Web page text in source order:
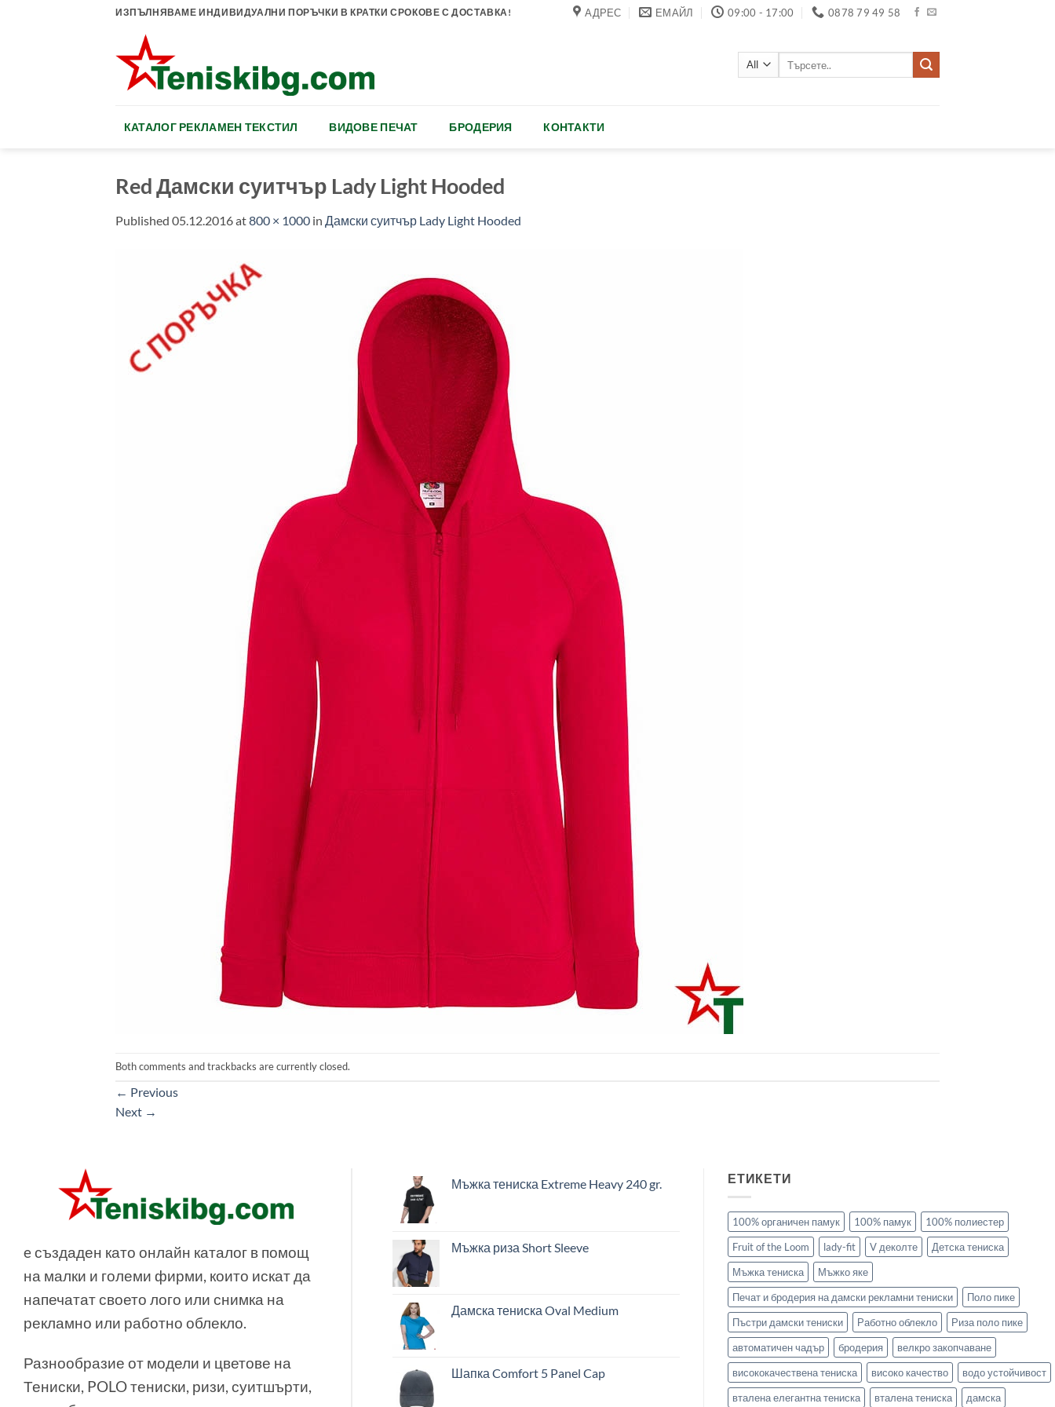
ИЗПЪЛНЯВАМЕ ИНДИВИДУАЛНИ ПОРЪЧКИ В КРАТКИ СРОКОВЕ С ДОСТАВКА! АДРЕС ЕМАЙЛ 09:00 - 17:00 0878 79 49 58
КАТАЛОГ РЕКЛАМЕН ТЕКСТИЛ ВИДОВЕ ПЕЧАТ БРОДЕРИЯ КОНТАКТИ
Red Дамски суитчър Lady Light Hooded
Published 05.12.2016at800 × 1000 in Дамски суитчър Lady Light Hooded
Both comments and trackbacks are currently closed.
← Previous
Next →
e създаден като онлайн каталог в помощ
на малки и големи фирми, които искат да
напечатат своето лого или снимка на
рекламно или работно облекло.
Разнообразие от модели и цветове на
Тениски, POLO тениски, ризи, суитшърти,
Мъжка тениска Extreme Heavy 240 gr.
Мъжка риза Short Sleeve
Дамска тениска Oval Medium
Шапка Comfort 5 Panel Cap
ЕТИКЕТИ
100% органичен памук 100% памук
100% полиестер
Fruit of the Loom
lady-fit V деколте
Детска тениска
Мъжка тениска
Мъжко яке
Печат и бродерия на дамски рекламни тениски
Поло пике
Пъстри дамски тениски
Работно облекло
Риза поло пике
автоматичен чадър
бродерия
велкро закопчаване
висококачествена тениска
високо качество
водо устойчивост
вталена елегантна тениска
вталена тениска дамска